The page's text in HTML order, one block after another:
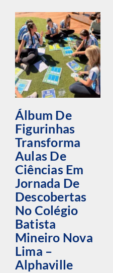
Álbum De
Figurinhas
Transforma
Aulas De
Ciências Em
Jornada De
Descobertas
No Colégio
Batista
Mineiro Nova
Lima –
Alphaville